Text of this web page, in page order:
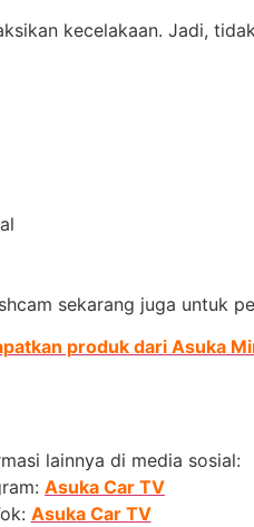
kecelakaan. Jadi,
sekarang juga untuk
produk dari Asuka
lainnya di media sosial:
Asuka Car TV
Asuka Car TV